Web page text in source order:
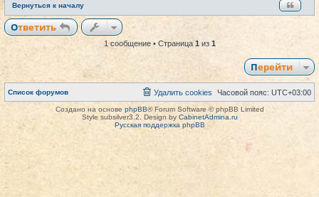
Вернуться к началу
Ответить
1 сообщение • Страница 1 из 1
Перейти
Список форумов Часовой пояс: UTC+03:00
Удалить cookies
Создано на основе phpBB® Forum Software © phpBB Limited
Style subsilver3.2. Design by CabinetAdmina.ru
Русская поддержка phpBB